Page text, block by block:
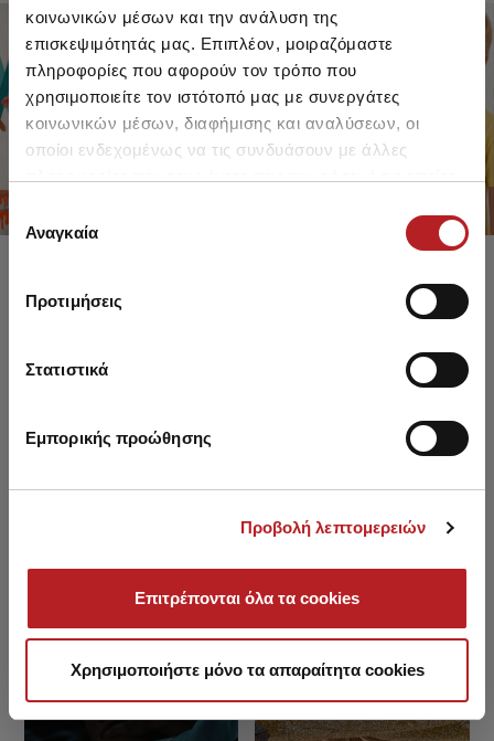
κοινωνικών μέσων και την ανάλυση της
επισκεψιμότητάς μας. Επιπλέον, μοιραζόμαστε
πληροφορίες που αφορούν τον τρόπο που
χρησιμοποιείτε τον ιστότοπό μας με συνεργάτες
κοινωνικών μέσων, διαφήμισης και αναλύσεων, οι
οποίοι ενδεχομένως να τις συνδυάσουν με άλλες
των υπηρεσιών τους.
Επιλογή
συγκατάθεσης
Αναγκαία
Προτιμήσεις
Στατιστικά
Εμπορικής προώθησης
Προβολή λεπτομερειών
Επιτρέπονται όλα τα cookies
Χρησιμοποιήστε μόνο τα απαραίτητα cookies
FOR GIRLS
UP TO -30%
SHOP SALE
FOR BOYS
UP TO -30%
SHOP SALE
Minerva Blog